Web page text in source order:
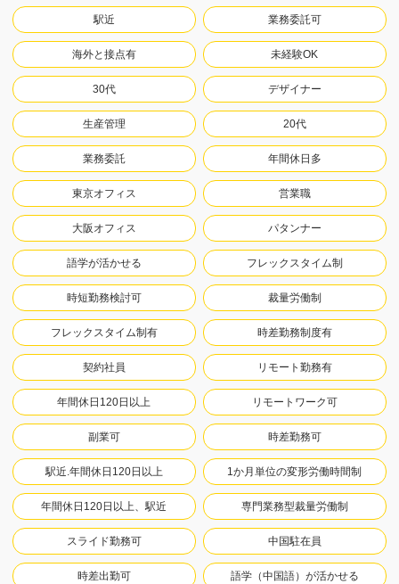
駅近 業務委託可
海外と接点有 未経験OK
30代 デザイナー
生産管理 20代
業務委託 年間休日多
東京オフィス 営業職
大阪オフィス パタンナー
語学が活かせる フレックスタイム制
時短勤務検討可 裁量労働制
フレックスタイム制有 時差勤務制度有
契約社員 リモート勤務有
年間休日120日以上 リモートワーク可
副業可 時差勤務可
駅近.年間休日120日以上 1か月単位の変形労働時間制
年間休日120日以上、駅近 専門業務型裁量労働制
スライド勤務可 中国駐在員
時差出勤可 語学（中国語）が活かせる